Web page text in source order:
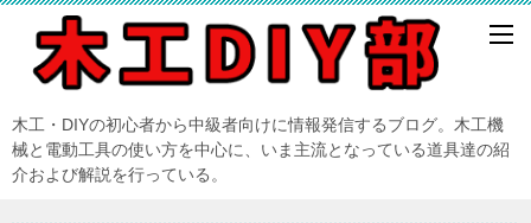
木工・DIYの初心者から中級者向けに情報発信するブログ。木工機
械と電動工具の使い方を中心に、いま主流となっている道具達の紹
介および解説を行っている。